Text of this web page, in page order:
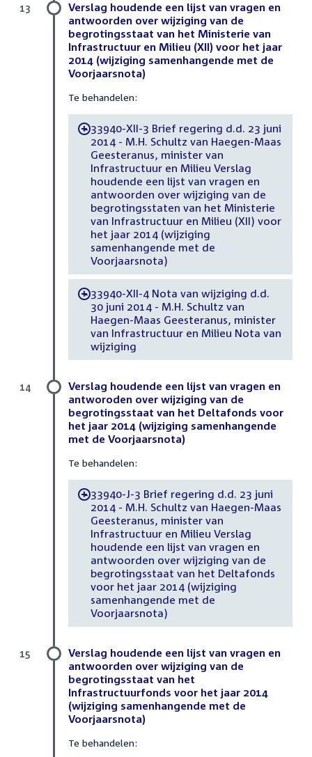
Verslag houdende een lijst van vragen en
antwoorden over wijziging van de
begrotingsstaat van het Ministerie van
Infrastructuur en Milieu (XII) voor het jaar
2014 (wijziging samenhangende met de
Voorjaarsnota)
Te behandelen:
-33940-XII-3 Brief regering d.d. 23 juni
2014 - M.H. Schultz van Haegen-Maas
Geesteranus, minister van
Infrastructuur en Milieu Verslag
houdende een lijst van vragen en
antwoorden over wijziging van de
begrotingsstaten van het Ministerie
van Infrastructuur en Milieu (XII) voor
het jaar 2014 (wijziging
samenhangende met de
Voorjaarsnota)
-33940-XII-4 Nota van wijziging d.d.
30 juni 2014 - M.H. Schultz van
Haegen-Maas Geesteranus, minister
van Infrastructuur en Milieu Nota van
wijziging
13
Verslag houdende een lijst van vragen en
antworoden over wijziging van de
begrotingsstaat van het Deltafonds voor
het jaar 2014 (wijziging samenhangende
met de Voorjaarsnota)
Te behandelen:
-33940-J-3 Brief regering d.d. 23 juni
2014 - M.H. Schultz van Haegen-Maas
Geesteranus, minister van
Infrastructuur en Milieu Verslag
houdende een lijst van vragen en
antwoorden over wijziging van de
begrotingsstaat van het Deltafonds
voor het jaar 2014 (wijziging
samenhangende met de
Voorjaarsnota)
14
Verslag houdende een lijst van vragen en
antwoorden over wijziging van de
begrotingsstaat van het
Infrastructuurfonds voor het jaar 2014
(wijziging samenhangende met de
Voorjaarsnota)
Te behandelen:
15